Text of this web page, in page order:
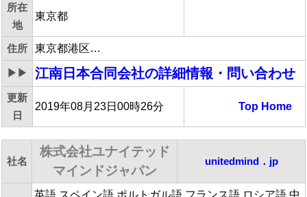
所在
地
東京都
住所 東京都港区…
▶▶ 江南日本合同会社の詳細情報・問い合わせ
更新
日
2019年08月23日00時26分 Top Home
社名
株式会社ユナイテッド
マインドジャパン
unitedmind．jp
英語 スペイン語 ポルトガル語 フランス語 ロシア語 中